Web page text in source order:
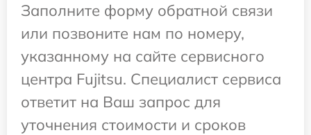
Заполните форму обратной связи
или позвоните нам по номеру,
указанному на сайте сервисного
центра Fujitsu. Специалист сервиса
ответит на Ваш запрос для
уточнения стоимости и сроков